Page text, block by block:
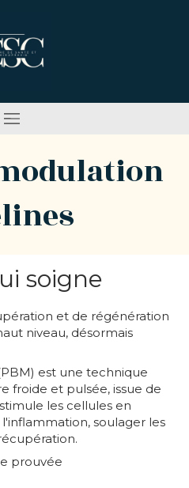
soigne
et de régénération
niveau, désormais
est une technique
froide et pulsée, issue de
les cellules en
soulager les
prouvée